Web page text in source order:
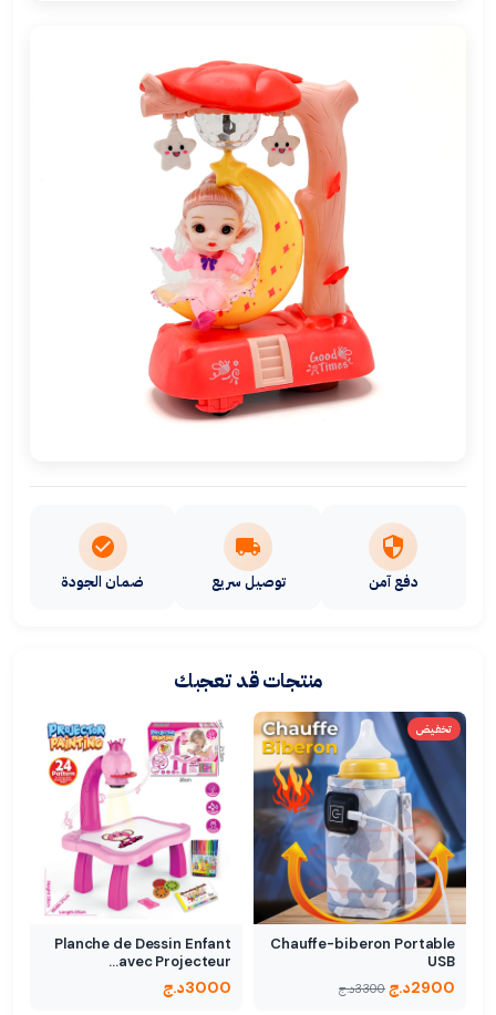
دفع آمن توصيل سريع ضمان الجودة
منتجات قد تعجبك
تخفيض
Chauffe-biberon Portable
USB
2900د.ج 3300د.ج
Planche de Dessin Enfant
avec Projecteur…
3000د.ج